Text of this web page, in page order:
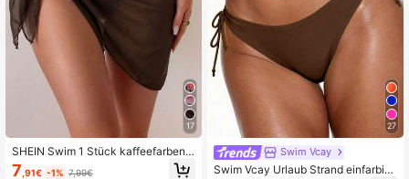
17
SHEIN Swim 1 Stück kaffeefarbene
r modischer Sommer-Strand-Cover
7 ,91€ -1% 7,99€
27
Swim Vcay
Swim Vcay Urlaub Strand einfarbig